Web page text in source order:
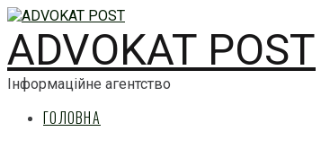
ADVOKAT POST
Інформаційне агентство
ГОЛОВНА